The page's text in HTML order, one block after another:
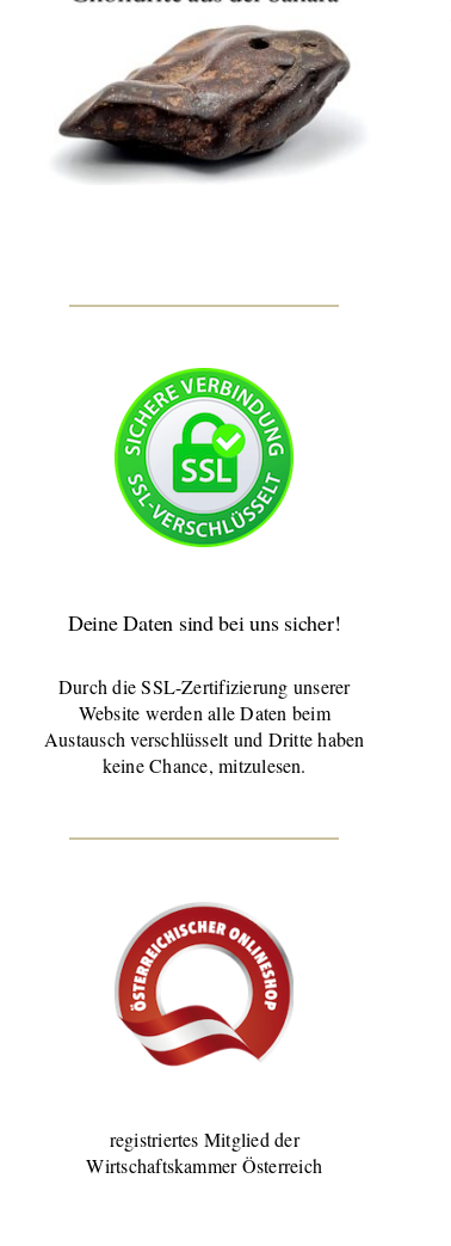
Deine Daten sind bei uns sicher!
Durch die SSL-Zertifizierung unserer
Website werden alle Daten beim
Austausch verschlüsselt und Dritte haben
keine Chance, mitzulesen.
registriertes Mitglied der
Wirtschaftskammer Österreich